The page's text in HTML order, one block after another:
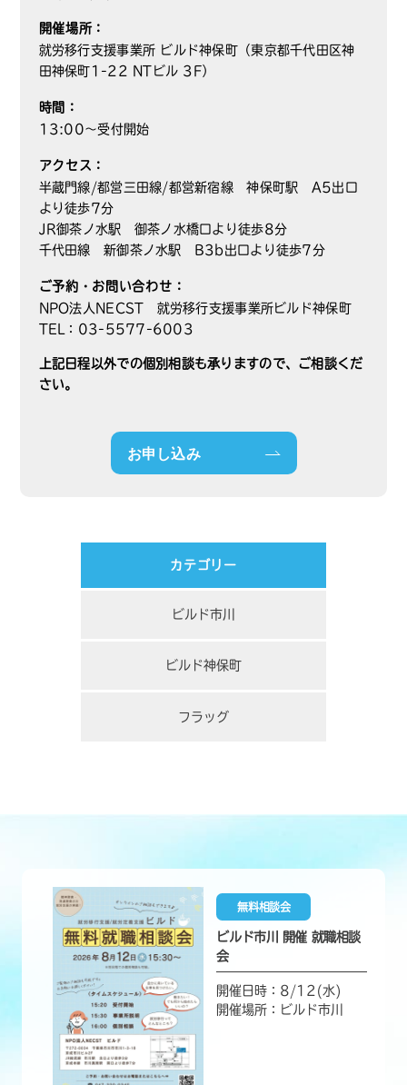
開催場所：
就労移行支援事業所 ビルド神保町（東京都千代田区神
田神保町1-22 NTビル 3F）
時間：
13:00～受付開始
アクセス：
半蔵門線/都営三田線/都営新宿線 神保町駅 A5出口
より徒歩7分
JR御茶ノ水駅 御茶ノ水橋口より徒歩8分
千代田線 新御茶ノ水駅 B3b出口より徒歩7分
ご予約・お問い合わせ：
NPO法人NECST 就労移行支援事業所ビルド神保町
TEL：03-5577-6003
上記日程以外での個別相談も承りますので、ご相談くだ
さい。
お申し込み
カテゴリー
ビルド市川
ビルド神保町
フラッグ
無料相談会
ビルド市川 開催 就職相談
会
開催日時：8/12(水)
開催場所：ビルド市川